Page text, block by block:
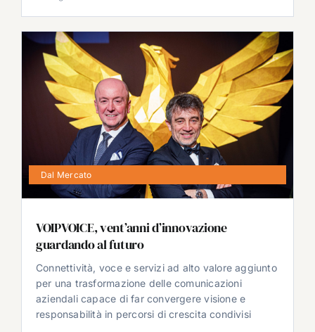
Dal Mercato
VOIPVOICE, vent’anni d’innovazione
guardando al futuro
Connettività, voce e servizi ad alto valore aggiunto
per una trasformazione delle comunicazioni
aziendali capace di far convergere visione e
responsabilità in percorsi di crescita condivisi